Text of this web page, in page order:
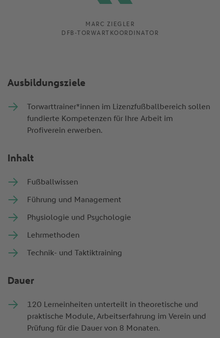
MARC ZIEGLER
DFB-TORWARTKOORDINATOR
Ausbildungsziele
Torwarttrainer*innen im Lizenzfußballbereich sollen
fundierte Kompetenzen für Ihre Arbeit im
Profiverein erwerben.
Inhalt
Fußballwissen
Führung und Management
Physiologie und Psychologie
Lehrmethoden
Technik- und Taktiktraining
Dauer
120 Lerneinheiten unterteilt in theoretische und
praktische Module, Arbeitserfahrung im Verein und
Prüfung für die Dauer von 8 Monaten.